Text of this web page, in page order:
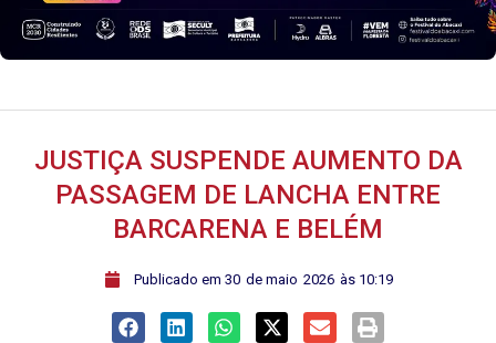
JUSTIÇA SUSPENDE AUMENTO DA
PASSAGEM DE LANCHA ENTRE
BARCARENA E BELÉM
ﾠPublicado em 30 de maio 2026 às 10:19